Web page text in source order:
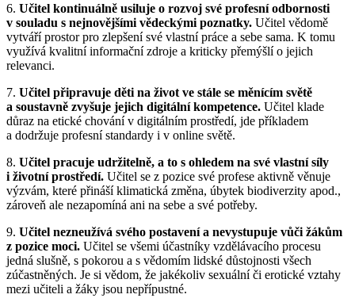
6. Učitel kontinuálně usiluje o rozvoj své profesní odbornosti
v souladu s nejnovějšími vědeckými poznatky. Učitel vědomě
vytváří prostor pro zlepšení své vlastní práce a sebe sama. K tomu
využívá kvalitní informační zdroje a kriticky přemýšlí o jejich
relevanci.
7. Učitel připravuje děti na život ve stále se měnícím světě
a soustavně zvyšuje jejich digitální kompetence. Učitel klade
důraz na etické chování v digitálním prostředí, jde příkladem
a dodržuje profesní standardy i v online světě.
8. Učitel pracuje udržitelně, a to s ohledem na své vlastní síly
i životní prostředí. Učitel se z pozice své profese aktivně věnuje
výzvám, které přináší klimatická změna, úbytek biodiverzity apod.,
zároveň ale nezapomíná ani na sebe a své potřeby.
9. Učitel nezneužívá svého postavení a nevystupuje vůči žákům
z pozice moci. Učitel se všemi účastníky vzdělávacího procesu
jedná slušně, s pokorou a s vědomím lidské důstojnosti všech
zúčastněných. Je si vědom, že jakékoliv sexuální či erotické vztahy
mezi učiteli a žáky jsou nepřípustné.